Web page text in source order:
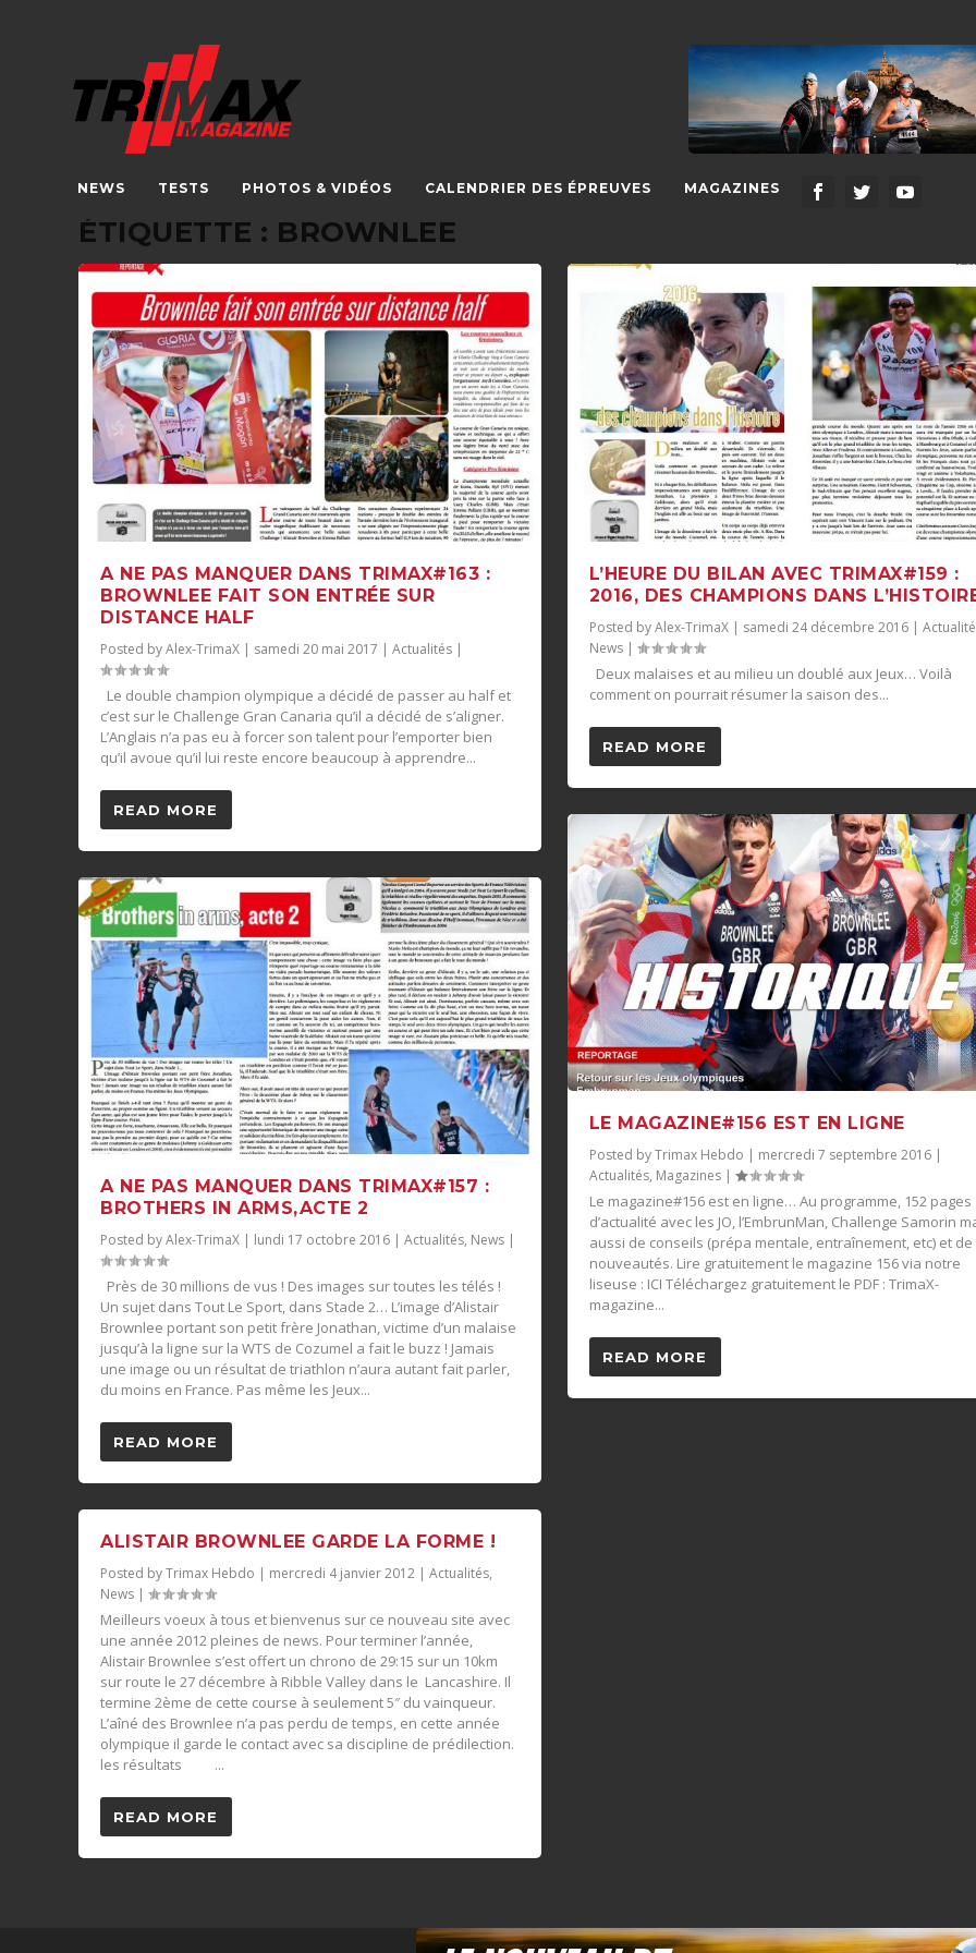
NEWS TESTS PHOTOS & VIDÉOS CALENDRIER DES ÉPREUVES MAGAZINES
ÉTIQUETTE : BROWNLEE
A NE PAS MANQUER DANS TRIMAX#163 :
BROWNLEE FAIT SON ENTRÉE SUR
DISTANCE HALF
Posted byAlex-TrimaX | samedi 20 mai 2017 |Actualités |
Le double champion olympique a décidé de passer au half et
c’est sur le Challenge Gran Canaria qu’il a décidé de s’aligner.
L’Anglais n’a pas eu à forcer son talent pour l’emporter bien
qu’il avoue qu’il lui reste encore beaucoup à apprendre...
READ MORE
A NE PAS MANQUER DANS TRIMAX#157 :
BROTHERS IN ARMS,ACTE 2
Posted byAlex-TrimaX | lundi 17 octobre 2016 |Actualités, News |
Près de 30 millions de vus ! Des images sur toutes les télés !
Un sujet dans Tout Le Sport, dans Stade 2… L’image d’Alistair
Brownlee portant son petit frère Jonathan, victime d’un malaise
jusqu’à la ligne sur la WTS de Cozumel a fait le buzz ! Jamais
une image ou un résultat de triathlon n’aura autant fait parler,
du moins en France. Pas même les Jeux...
READ MORE
ALISTAIR BROWNLEE GARDE LA FORME !
Posted byTrimax Hebdo | mercredi 4 janvier 2012 |Actualités,
News |
Meilleurs voeux à tous et bienvenus sur ce nouveau site avec
une année 2012 pleines de news. Pour terminer l’année,
Alistair Brownlee s’est offert un chrono de 29:15 sur un 10km
sur route le 27 décembre à Ribble Valley dans le Lancashire. Il
termine 2ème de cette course à seulement 5″ du vainqueur.
L’aîné des Brownlee n’a pas perdu de temps, en cette année
olympique il garde le contact avec sa discipline de prédilection.
les résultats ...
READ MORE
L’HEURE DU BILAN AVEC TRIMAX#159 :
2016, DES CHAMPIONS DANS
Posted byAlex-TrimaX| samedi 24 décembre 2016|
News|
Deux malaises et au milieu un doublé aux Jeux… Voilà
comment on pourrait résumer la saison des...
READ MORE
LE MAGAZINE#156 EST EN LIGNE
Posted byTrimax Hebdo | mercredi 7 septembre 2016|
Actualités, Magazines|
Le magazine#156 est en ligne… Au programme, 152 pages
d’actualité avec les JO, l’EmbrunMan, Challenge Samorin
aussi de conseils (prépa mentale, entraînement, etc) et de
nouveautés. Lire gratuitement le magazine 156 via notre
liseuse : ICI Téléchargez gratuitement le PDF : TrimaX-
magazine...
READ MORE